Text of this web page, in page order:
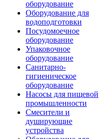
оборудование
Оборудование для
водоподготовки
Посудомоечное
оборудование
Упаковочное
оборудование
Санитарно-
гигиеническое
оборудование
Насосы для пищевой
промышленности
Смесители и
душирующие
устройства